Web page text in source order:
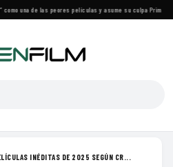
una de las peores películas y asume su culpa·Prime
INÉDITAS DE 2025 SEGÚN CR...